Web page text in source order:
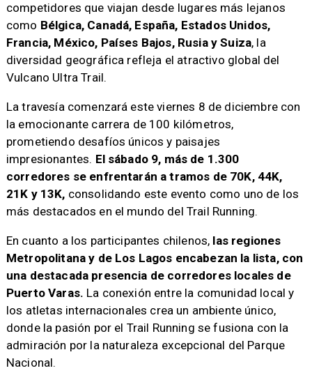
competidores que viajan desde lugares más lejanos
como Bélgica, Canadá, España, Estados Unidos,
Francia, México, Países Bajos, Rusia y Suiza, la
diversidad geográfica refleja el atractivo global del
Vulcano Ultra Trail.
La travesía comenzará este viernes 8 de diciembre con
la emocionante carrera de 100 kilómetros,
prometiendo desafíos únicos y paisajes
impresionantes. El sábado 9, más de 1.300
corredores se enfrentarán a tramos de 70K, 44K,
21K y 13K, consolidando este evento como uno de los
más destacados en el mundo del Trail Running.
En cuanto a los participantes chilenos, las regiones
Metropolitana y de Los Lagos encabezan la lista, con
una destacada presencia de corredores locales de
Puerto Varas. La conexión entre la comunidad local y
los atletas internacionales crea un ambiente único,
donde la pasión por el Trail Running se fusiona con la
admiración por la naturaleza excepcional del Parque
Nacional.